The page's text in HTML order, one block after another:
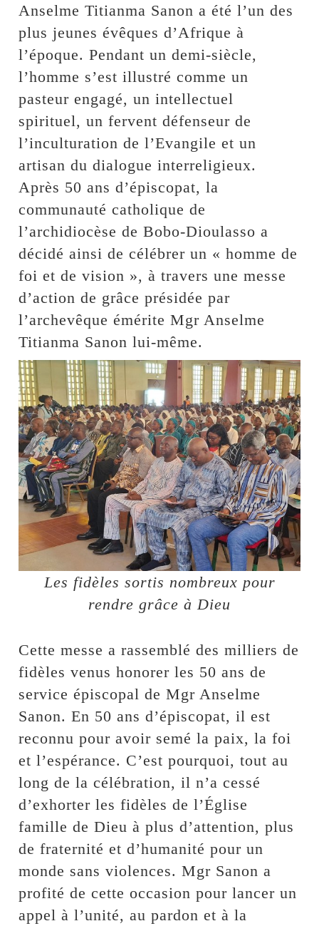
Anselme Titianma Sanon a été l’un des
plus jeunes évêques d’Afrique à
l’époque. Pendant un demi-siècle,
l’homme s’est illustré comme un
pasteur engagé, un intellectuel
spirituel, un fervent défenseur de
l’inculturation de l’Evangile et un
artisan du dialogue interreligieux.
Après 50 ans d’épiscopat, la
communauté catholique de
l’archidiocèse de Bobo-Dioulasso a
décidé ainsi de célébrer un « homme de
foi et de vision », à travers une messe
d’action de grâce présidée par
l’archevêque émérite Mgr Anselme
Titianma Sanon lui-même.
Les fidèles sortis nombreux pour
rendre grâce à Dieu
Cette messe a rassemblé des milliers de
fidèles venus honorer les 50 ans de
service épiscopal de Mgr Anselme
Sanon. En 50 ans d’épiscopat, il est
reconnu pour avoir semé la paix, la foi
et l’espérance. C’est pourquoi, tout au
long de la célébration, il n’a cessé
d’exhorter les fidèles de l’Église
famille de Dieu à plus d’attention, plus
de fraternité et d’humanité pour un
monde sans violences. Mgr Sanon a
profité de cette occasion pour lancer un
appel à l’unité, au pardon et à la